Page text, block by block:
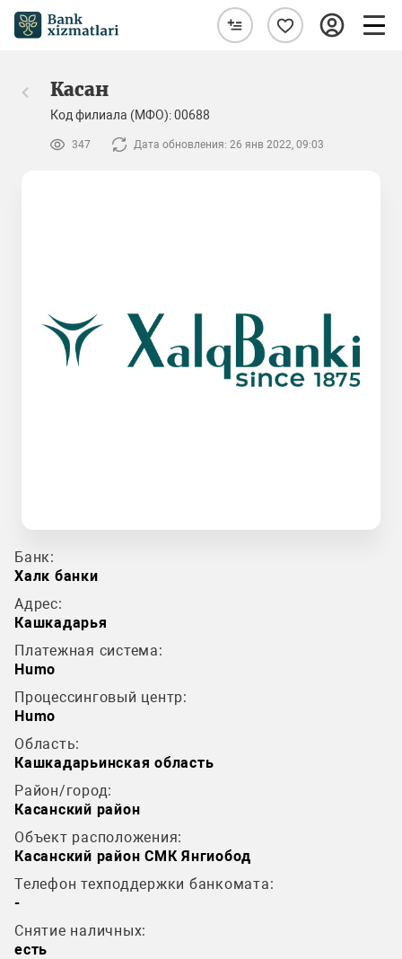
Касан
Код филиала (МФО): 00688
347 Дата обновления: 26 янв 2022, 09:03
Банк:
Халк банки
Адрес:
Кашкадарья
Платежная система:
Humo
Процессинговый центр:
Humo
Область:
Кашкадарьинская область
Район/город:
Касанский район
Объект расположения:
Касанский район СМК Янгиобод
Телефон техподдержки банкомата:
-
Снятие наличных:
есть